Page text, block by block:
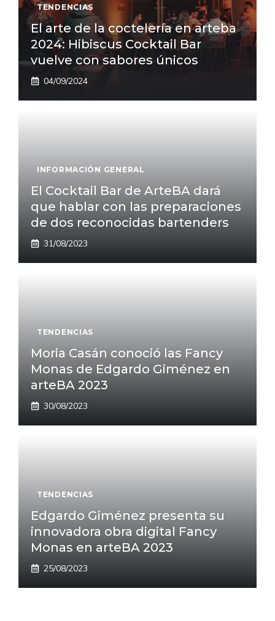
TENDENCIAS
El arte de la coctelería en arteba
2024: Hibiscus Cocktail Bar
vuelve con sabores únicos
04/09/2024
INFORMACIÓN GENERAL
El Cocktail Bar de ArteBA dará
que hablar con las preparaciones
de dos reconocidas bartenders
31/08/2023
TENDENCIAS
Moria Casán conoció las Fancy
Monas de Edgardo Giménez en
arteBA 2023
30/08/2023
TENDENCIAS
Edgardo Giménez presenta su
innovadora obra digital Fancy
Monas en arteBA 2023
25/08/2023